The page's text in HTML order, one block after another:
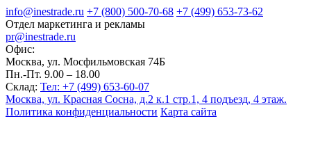
info@inestrade.ru +7 (800) 500-70-68 +7 (499) 653-73-62
Отдел маркетинга и рекламы
pr@inestrade.ru
Офис:
Москва, ул. Мосфильмовская 74Б
Пн.-Пт. 9.00 – 18.00
Склад: Тел: +7 (499) 653-60-07
Москва, ул. Красная Сосна, д.2 к.1 стр.1, 4 подъезд, 4 этаж.
Политика конфиденциальности Карта сайта